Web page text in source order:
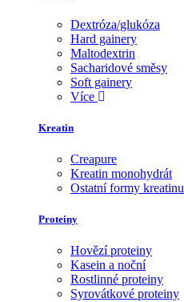
Dextróza/glukóza
Hard gainery
Maltodextrin
Sacharidové směsy
Soft gainery
Více
Kreatin
Creapure
Kreatin monohydrát
Ostatní formy kreatinu
Proteiny
Hovězí proteiny
Kasein a noční
Rostlinné proteiny
Syrovátkové proteiny